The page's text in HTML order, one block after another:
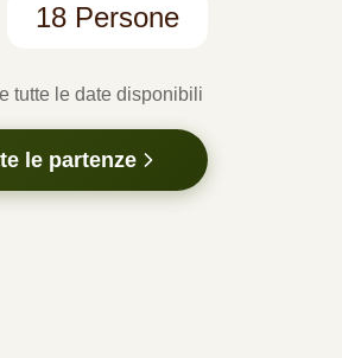
18 Persone
tutte le date disponibili
le partenze